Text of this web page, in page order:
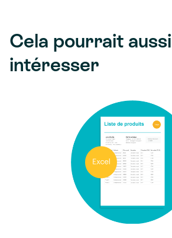
Cela pourrait
intéresser